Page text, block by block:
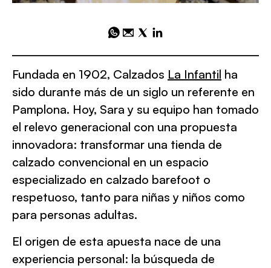
Fundada en 1902, Calzados La Infantil ha
sido durante más de un siglo un referente en
Pamplona. Hoy, Sara y su equipo han tomado
el relevo generacional con una propuesta
innovadora: transformar una tienda de
calzado convencional en un espacio
especializado en calzado barefoot o
respetuoso, tanto para niñas y niños como
para personas adultas.
El origen de esta apuesta nace de una
experiencia personal: la búsqueda de